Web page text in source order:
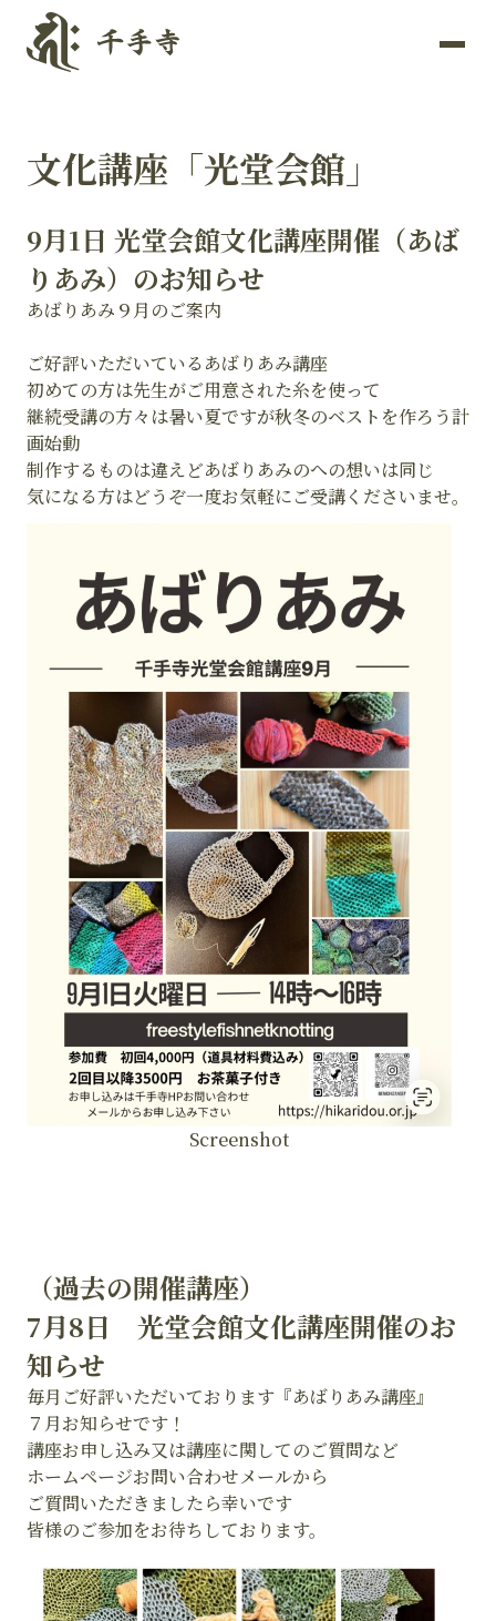
文化講座「光堂会館」
9月1日 光堂会館文化講座開催（あば
りあみ）のお知らせ
あばりあみ９月のご案内
ご好評いただいているあばりあみ講座
初めての方は先生がご用意された糸を使って
継続受講の方々は暑い夏ですが秋冬のベストを作ろう計
画始動
制作するものは違えどあばりあみのへの想いは同じ
気になる方はどうぞ一度お気軽にご受講くださいませ。
Screenshot
（過去の開催講座）
7月8日 光堂会館文化講座開催のお
知らせ
毎月ご好評いただいております『あばりあみ講座』
７月お知らせです！
講座お申し込み又は講座に関してのご質問など
ホームページお問い合わせメールから
ご質問いただきましたら幸いです
皆様のご参加をお待ちしております。